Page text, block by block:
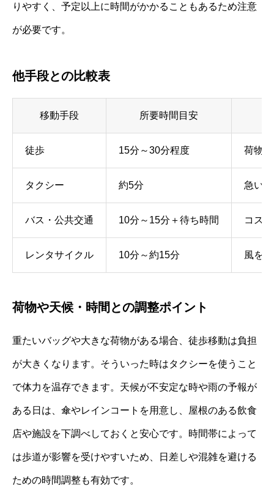
りやすく、予定以上に時間がかかることもあるため注意
が必要です。
他手段との比較表
移動手段 所要時間目安
徒歩 15分～30分程度 荷物
タクシー 約5分 急い
バス・公共交通 10分～15分＋待ち時間 コス
レンタサイクル 10分～約15分 風を
荷物や天候・時間との調整ポイント
重たいバッグや大きな荷物がある場合、徒歩移動は負担
が大きくなります。そういった時はタクシーを使うこと
で体力を温存できます。天候が不安定な時や雨の予報が
ある日は、傘やレインコートを用意し、屋根のある飲食
店や施設を下調べしておくと安心です。時間帯によって
は歩道が影響を受けやすいため、日差しや混雑を避ける
ための時間調整も有効です。